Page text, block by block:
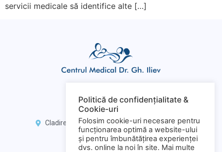
servicii medicale să identifice alte […]
0735 867 886
Cladirea NOC, Șoseaua Națională 25-27, etaj 4
secretariat@driliev.ro
Politică de confidențialitate &
Cookie-uri
Folosim cookie-uri necesare pentru
funcționarea optimă a website-ului
și pentru îmbunătățirea experienței
dvs. online la noi în site. Mai multe